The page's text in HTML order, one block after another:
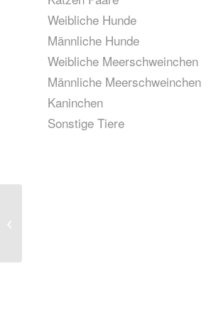
Weibliche Hunde
Männliche Hunde
Weibliche Meerschweinchen
Männliche Meerschweinchen
Kaninchen
Sonstige Tiere